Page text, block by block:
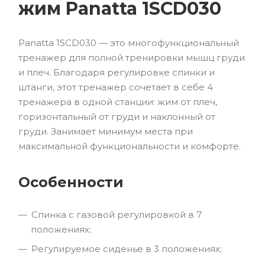
жим Panatta 1SCD030
Panatta 1SCD030 — это многофункциональный
тренажер для полной тренировки мышц груди
и плеч. Благодаря регулировке спинки и
штанги, этот тренажер сочетает в себе 4
тренажера в одной станции: жим от плеч,
горизонтальный от груди и наклонный от
груди. Занимает минимум места при
максимальной функциональности и комфорте.
Особенности
Спинка с газовой регулировкой в 7
положениях;
Регулируемое сиденье в 3 положениях;